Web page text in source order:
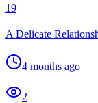
19
A Delicate
4 months ago
2